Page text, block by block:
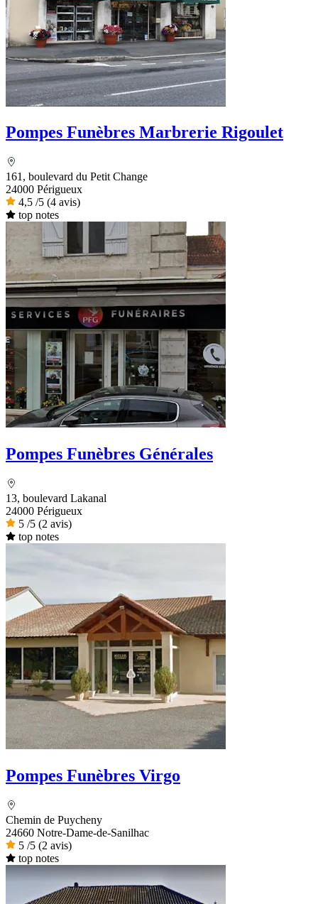
Pompes Funèbres Marbrerie Rigoulet
161, boulevard du Petit Change
24000 Périgueux
4,5 /5 (4 avis)
top notes
Pompes Funèbres Générales
13, boulevard Lakanal
24000 Périgueux
5 /5 (2 avis)
top notes
Pompes Funèbres Virgo
Chemin de Puycheny
24660 Notre-Dame-de-Sanilhac
5 /5 (2 avis)
top notes